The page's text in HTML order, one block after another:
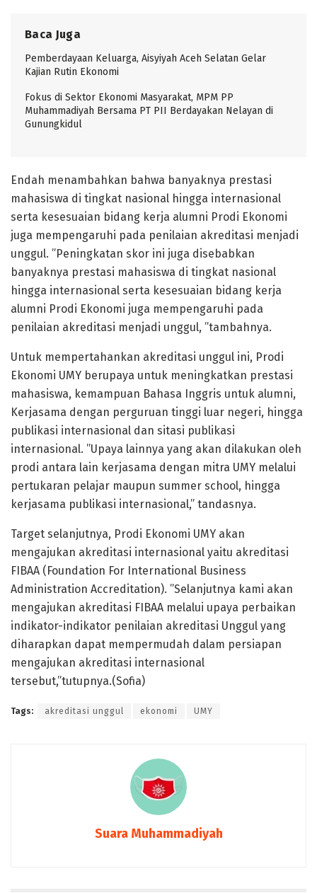
Baca Juga
Pemberdayaan Keluarga, Aisyiyah Aceh Selatan Gelar
Kajian Rutin Ekonomi
Fokus di Sektor Ekonomi Masyarakat, MPM PP
Muhammadiyah Bersama PT PII Berdayakan Nelayan di
Gunungkidul
Endah menambahkan bahwa banyaknya prestasi
mahasiswa di tingkat nasional hingga internasional
serta kesesuaian bidang kerja alumni Prodi Ekonomi
juga mempengaruhi pada penilaian akreditasi menjadi
unggul. ”Peningkatan skor ini juga disebabkan
banyaknya prestasi mahasiswa di tingkat nasional
hingga internasional serta kesesuaian bidang kerja
alumni Prodi Ekonomi juga mempengaruhi pada
penilaian akreditasi menjadi unggul, ”tambahnya.
Untuk mempertahankan akreditasi unggul ini, Prodi
Ekonomi UMY berupaya untuk meningkatkan prestasi
mahasiswa, kemampuan Bahasa Inggris untuk alumni,
Kerjasama dengan perguruan tinggi luar negeri, hingga
publikasi internasional dan sitasi publikasi
internasional. ”Upaya lainnya yang akan dilakukan oleh
prodi antara lain kerjasama dengan mitra UMY melalui
pertukaran pelajar maupun summer school, hingga
kerjasama publikasi internasional,” tandasnya.
Target selanjutnya, Prodi Ekonomi UMY akan
mengajukan akreditasi internasional yaitu akreditasi
FIBAA (Foundation For International Business
Administration Accreditation). ”Selanjutnya kami akan
mengajukan akreditasi FIBAA melalui upaya perbaikan
indikator-indikator penilaian akreditasi Unggul yang
diharapkan dapat mempermudah dalam persiapan
mengajukan akreditasi internasional
tersebut,”tutupnya.(Sofia)
Tags: akreditasi unggul ekonomi UMY
Suara Muhammadiyah